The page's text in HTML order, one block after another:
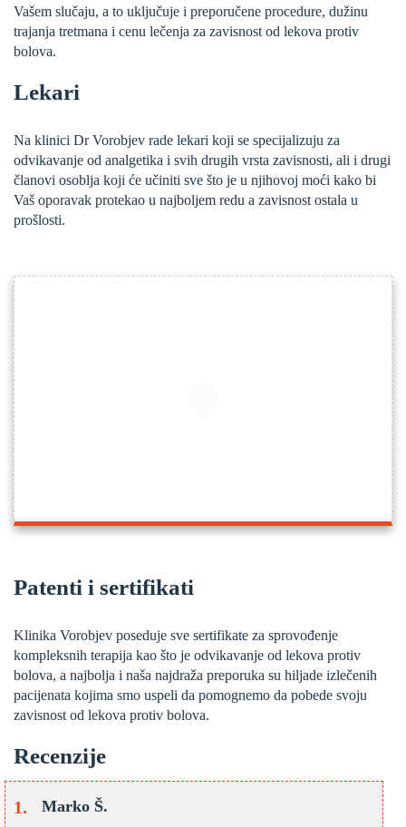
Vašem slučaju, a to uključuje i preporučene procedure, dužinu
trajanja tretmana i cenu lečenja za zavisnost od lekova protiv
bolova.
Lekari
Na klinici Dr Vorobjev rade lekari koji se specijalizuju za
odvikavanje od analgetika i svih drugih vrsta zavisnosti, ali i drugi
članovi osoblja koji će učiniti sve što je u njihovoj moći kako bi
Vaš oporavak protekao u najboljem redu a zavisnost ostala u
prošlosti.
Patenti i sertifikati
Klinika Vorobjev poseduje sve sertifikate za sprovođenje
kompleksnih terapija kao što je odvikavanje od lekova protiv
bolova, a najbolja i naša najdraža preporuka su hiljade izlečenih
pacijenata kojima smo uspeli da pomognemo da pobede svoju
zavisnost od lekova protiv bolova.
Recenzije
Marko Š.